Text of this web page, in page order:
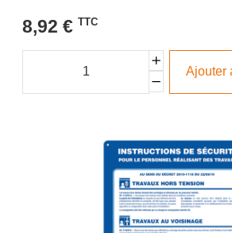
8,92 € TTC
Ajouter